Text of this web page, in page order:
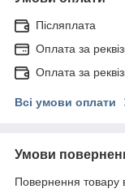
Післяплата
Оплата за
Оплата за
Всі умови оплати
Умови
Повернення товару